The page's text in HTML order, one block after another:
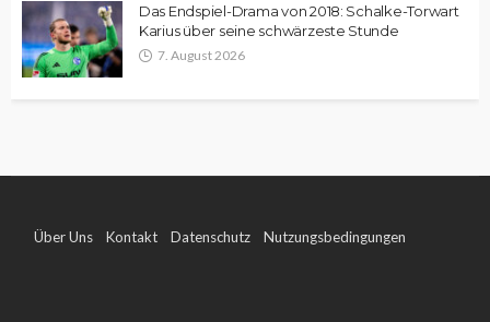
Das Endspiel-Drama von 2018: Schalke-Torwart
Karius über seine schwärzeste Stunde
7. August 2026
Über Uns Kontakt Datenschutz Nutzungsbedingungen